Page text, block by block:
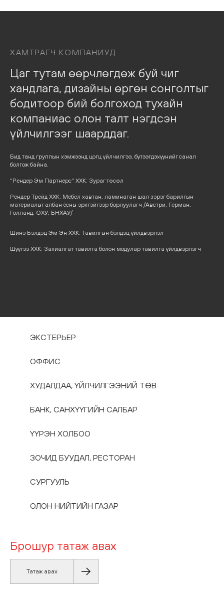
ХАМТРАГЧ КОМПАНИУД
Цаг тутам өөрчлөгдөж буй чиг
хандлага, дизайны өргөн сонголтыг
бодитоор бий болгоход тухайн
компаниас олон талт нэгдсэн
үйлчилгээг шаарддаг.
Бид танд группын хэмжээнд цогц үйлчилгээ, бүтээгдэхүүнийг санал
болгож байна.
"Рендер Эм Партнерс" ХХК: Зураг төсөл
Рендер Трейд ХХК: Мебел хавтан, ламинатан шал зэрэг барилгын
материалыг албан ёсны эрхтэйгээр борлуулагч /Австри, Герман,
Голланд, ОХУ, БНХАУ/
Шинэ Бэлдэц Эм Эн ХХК: Тавилгын бэлдэц үйлдвэрлэл
Шүүгээ ХХК: Захиалгат тавилга болон модулар тавилга үйлдвэрлэгч
ЭКСТЕРЬЕР
ОФФИС
ХУДАЛДАА, ҮЙЛЧИЛГЭЭНИЙ ТӨВ
БАНК, САНХҮҮГИЙН САЛБАР
ҮҮРЭН ХОЛБОО
ЗОЧИД БУУДАЛ, РЕСТОРАН
СУРГУУЛЬ
ОЛОН НИЙТИЙН ГАЗАР
Брошур татаж авах
Татаж авах